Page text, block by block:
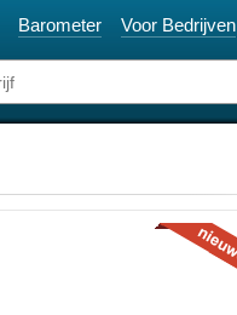
Barometer Voor Bedrijven